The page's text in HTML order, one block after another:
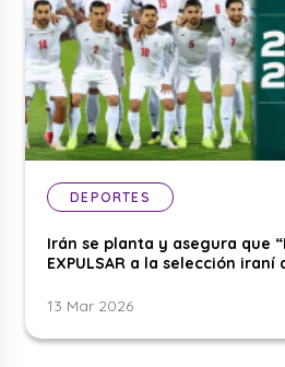
DEPORTES
Irán se planta y asegura que
EXPULSAR a la selección iraní
13 Mar 2026